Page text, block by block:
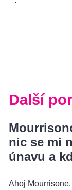
'
Další
nic se mi
únavu a
Ahoj